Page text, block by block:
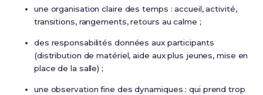
une organisation claire des temps : accueil, activité,
transitions, rangements, retours au calme ;
des responsabilités données aux participants
(distribution de matériel, aide aux plus jeunes, mise en
place de la salle) ;
une observation fine des dynamiques : qui prend trop